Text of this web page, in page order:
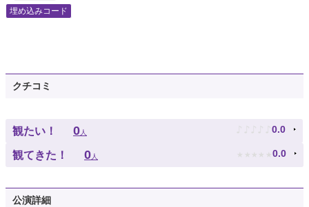
埋め込みコード
クチコミ
観たい！ 0人 ♪ ♪ ♪ ♪ ♪ 0.0
観てきた！ 0人 ★ ★ ★ ★ ★ 0.0
公演詳細